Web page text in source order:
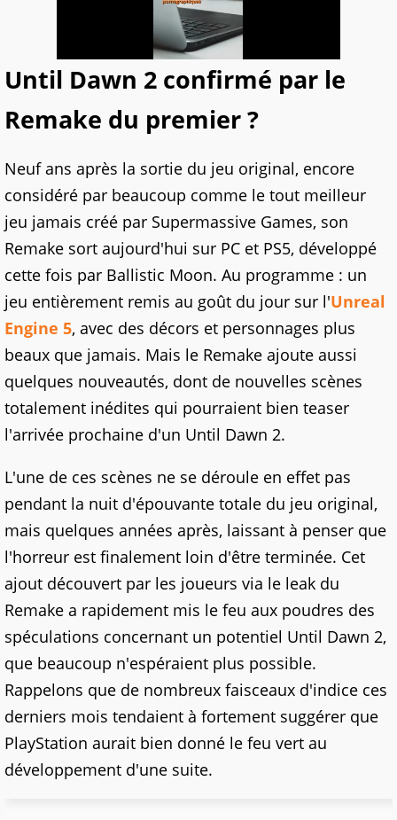
Until Dawn 2 confirmé par le
Remake du premier ?
Neuf ans après la sortie du jeu original, encore
considéré par beaucoup comme le tout meilleur
jeu jamais créé par Supermassive Games, son
Remake sort aujourd'hui sur PC et PS5, développé
cette fois par Ballistic Moon. Au programme : un
jeu entièrement remis au goût du jour sur l'Unreal
Engine 5, avec des décors et personnages plus
beaux que jamais. Mais le Remake ajoute aussi
quelques nouveautés, dont de nouvelles scènes
totalement inédites qui pourraient bien teaser
l'arrivée prochaine d'un Until Dawn 2.
L'une de ces scènes ne se déroule en effet pas
pendant la nuit d'épouvante totale du jeu original,
mais quelques années après, laissant à penser que
l'horreur est finalement loin d'être terminée. Cet
ajout découvert par les joueurs via le leak du
Remake a rapidement mis le feu aux poudres des
spéculations concernant un potentiel Until Dawn 2,
que beaucoup n'espéraient plus possible.
Rappelons que de nombreux faisceaux d'indice ces
derniers mois tendaient à fortement suggérer que
PlayStation aurait bien donné le feu vert au
développement d'une suite.